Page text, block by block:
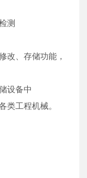
测
改、存储功能，
设备中
类工程机械。